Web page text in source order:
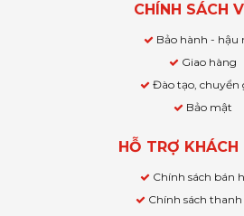
CHÍNH SÁCH
Bảo hành - hậu
Giao hàng
Đào tạo, chuyển
Bảo mật
HỖ TRỢ KHÁCH
Chính sách bán
Chính sách